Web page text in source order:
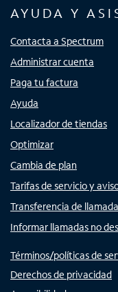
AYUDA Y
Contacta a Spectrum
Administrar cuenta
Paga tu factura
Ayuda
Localizador de tiendas
Optimizar
Cambia de plan
Tarifas de servicio y
Transferencia de
Informar llamadas no
Términos/políticas de
Derechos de privacidad